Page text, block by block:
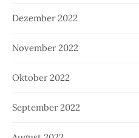
Dezember 2022
November 2022
Oktober 2022
September 2022